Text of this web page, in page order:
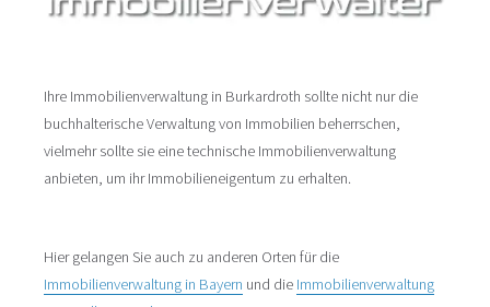
Ihre Immobilienverwaltung in Burkardroth sollte nicht nur die
buchhalterische Verwaltung von Immobilien beherrschen,
vielmehr sollte sie eine technische Immobilienverwaltung
anbieten, um ihr Immobilieneigentum zu erhalten.
Hier gelangen Sie auch zu anderen Orten für die
Immobilienverwaltung in Bayern und die Immobilienverwaltung